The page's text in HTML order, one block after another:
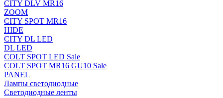
CITY DLV MR16
ZOOM
CITY SPOT MR16
HIDE
CITY DL LED
DL LED
COLT SPOT LED Sale
COLT SPOT MR16 GU10 Sale
PANEL
Лампы светодиодные
Светодиодные ленты